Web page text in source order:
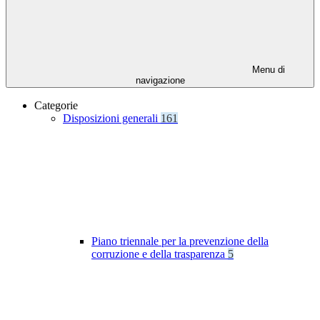
Menu di
navigazione
Categorie
Disposizioni generali 161
Piano triennale per la prevenzione della
corruzione e della trasparenza 5